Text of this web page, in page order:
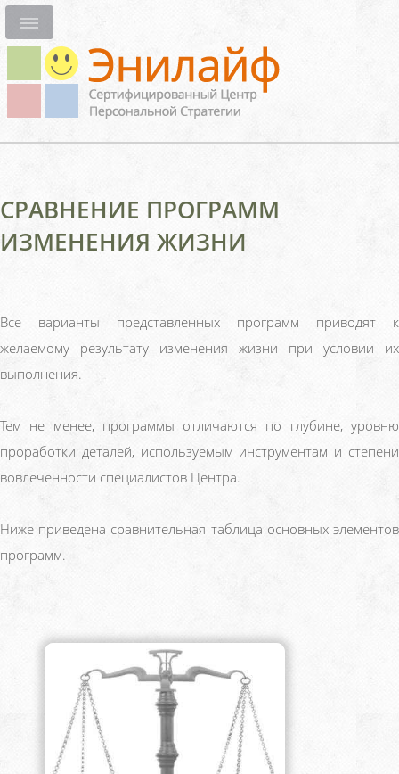
СРАВНЕНИЕ ПРОГРАММ
ИЗМЕНЕНИЯ ЖИЗНИ
Все варианты представленных программ приводят к
желаемому результату изменения жизни при условии их
выполнения.
Тем не менее, программы отличаются по глубине, уровню
проработки деталей, используемым инструментам и степени
вовлеченности специалистов Центра.
Ниже приведена сравнительная таблица основных элементов
программ.